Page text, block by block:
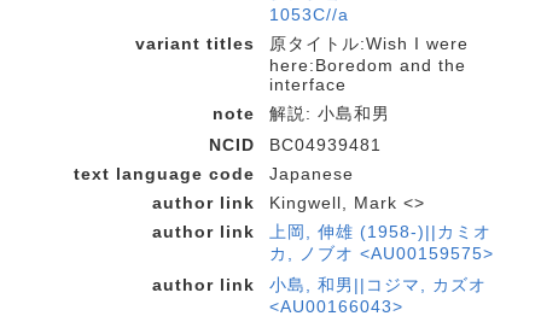
1053C//a
variant titles
原タイトル:Wish I were
here:Boredom and the
interface
note
解説: 小島和男
NCID
BC04939481
text language code
Japanese
author link
Kingwell, Mark <>
author link
上岡, 伸雄 (1958-)||カミオ
カ, ノブオ <AU00159575>
author link
小島, 和男||コジマ, カズオ
<AU00166043>